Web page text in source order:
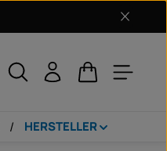
Warenkorb
HERSTELLER